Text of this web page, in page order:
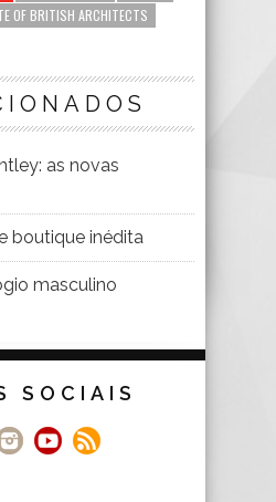
OF BRITISH ARCHITECTS
as novas
boutique inédita
masculino
SOCIAIS